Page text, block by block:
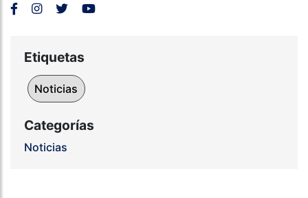
Etiquetas
Noticias
Categorías
Noticias